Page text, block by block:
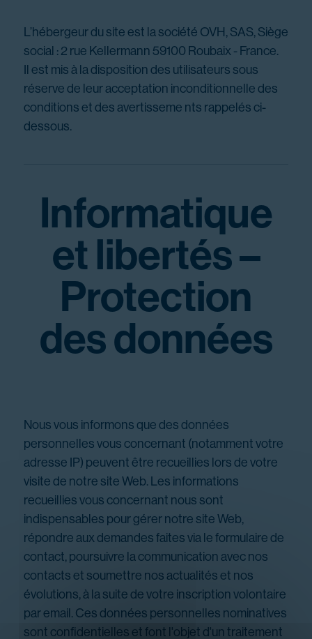
L’hébergeur du site est la société OVH, SAS, Siège
social : 2 rue Kellermann 59100 Roubaix - France.
Il est mis à la disposition des utilisateurs sous
réserve de leur acceptation inconditionnelle des
conditions et des avertisseme nts rappelés ci-
dessous.
Informatique
et libertés –
Protection
des données
Nous vous informons que des données
personnelles vous concernant (notamment votre
adresse IP) peuvent être recueillies lors de votre
visite de notre site Web. Les informations
recueillies vous concernant nous sont
indispensables pour gérer notre site Web,
répondre aux demandes faites via le formulaire de
contact, poursuivre la communication avec nos
contacts et soumettre nos actualités et nos
évolutions, à la suite de votre inscription volontaire
par email. Ces données personnelles nominatives
sont confidentielles et font l'objet d'un traitement